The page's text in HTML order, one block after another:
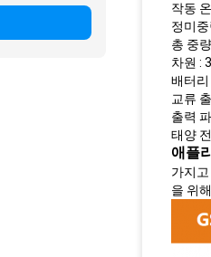
작동
정미
총 중
차원 :
배터
교류
출력
태양
애플
가지
을 위